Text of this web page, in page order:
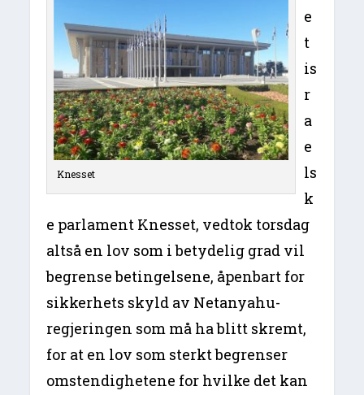
Knesset
e
t
is
r
a
e
ls
k
e parlament Knesset, vedtok torsdag
altså en lov som i betydelig grad vil
begrense betingelsene, åpenbart for
sikkerhets skyld av Netanyahu-
regjeringen som må ha blitt skremt,
for at en lov som sterkt begrenser
omstendighetene for hvilke det kan